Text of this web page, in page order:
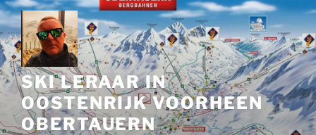
Skip
to
content
SKI LERAAR IN
OOSTENRIJK VOORHEEN
OBERTAUERN